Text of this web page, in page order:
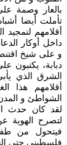
بالعار وصمة
تأملت أيضا
أقلامهم
داخل أوكار
و على شيخ
دبابة، يكتبون
الشرق الذي
أقلامهم هذا
الشواطئ و
لقد كان حدث
لتصرح الهوية
فيتحول من
فلسطيني حتى